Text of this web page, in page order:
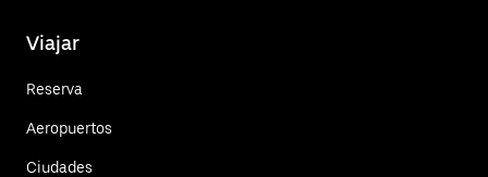
Viajar
Reserva
Aeropuertos
Ciudades